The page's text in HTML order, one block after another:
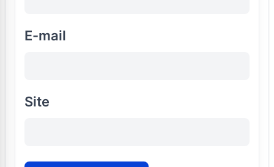
E-mail
Site